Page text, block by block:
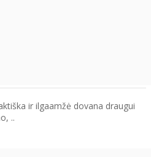
ir ilgaamžė dovana draugui
..